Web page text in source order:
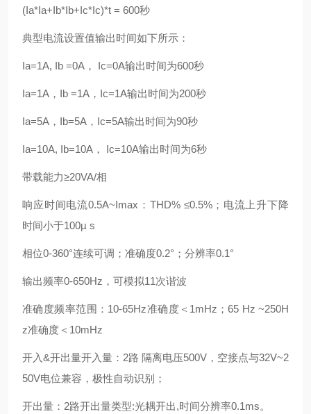
(Ia*Ia+Ib*Ib+Ic*Ic)*t = 600秒
典型电流设置值输出时间如下所示：
Ia=1A, Ib =0A， Ic=0A输出时间为600秒
Ia=1A，Ib =1A，Ic=1A输出时间为200秒
Ia=5A，Ib=5A，Ic=5A输出时间为90秒
Ia=10A, Ib=10A， Ic=10A输出时间为6秒
带载能力≥20VA/相
响应时间电流0.5A~Imax：THD% ≤0.5%；电流上升下降
时间小于100µ s
相位0-360°连续可调；准确度0.2°；分辨率0.1°
输出频率0-650Hz，可模拟11次谐波
准确度频率范围：10-65Hz准确度＜1mHz；65 Hz ~250H
z准确度＜10mHz
开入&开出量开入量：2路 隔离电压500V，空接点与32V~2
50V电位兼容，极性自动识别；
开出量：2路开出量类型:光耦开出,时间分辨率0.1ms。